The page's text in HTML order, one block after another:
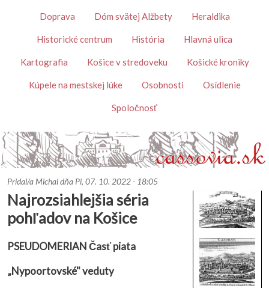
TémyDoprava Dóm svätej Alžbety Heraldika
Historické centrum História Hlavná ulica
Kartografia Košice v stredoveku Košické kroniky
Kúpele na mestskej lúke Osobnosti Osídlenie
Spoločnosť
Pridal/a Michaldňa Pi, 07. 10. 2022 - 18:05
Najrozsiahlejšia séria
pohľadov na Košice
PSEUDOMERIAN Časť piata
„Nypoortovské" veduty